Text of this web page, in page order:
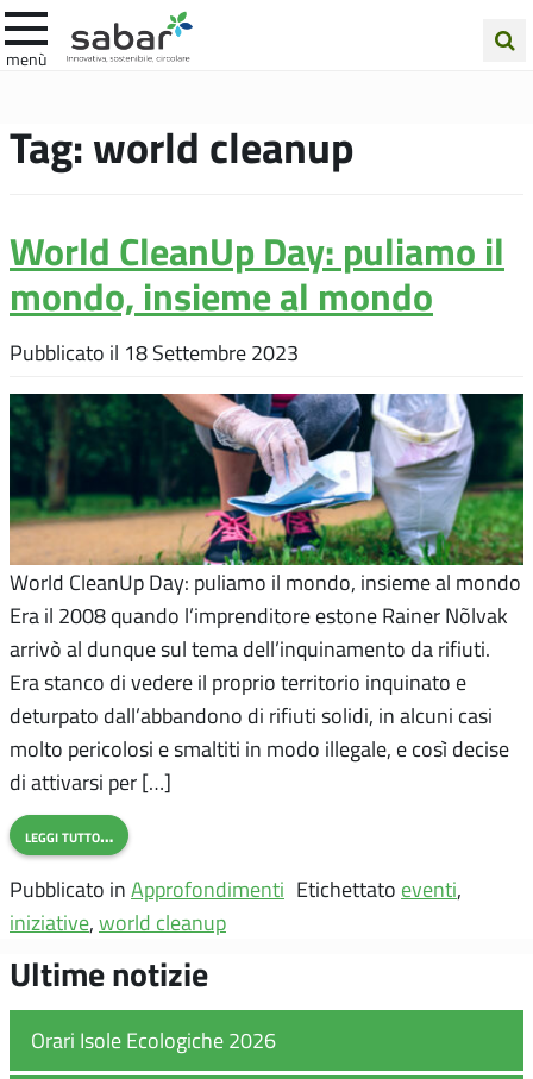
menù
sito
Tag:world cleanup
World CleanUp Day: puliamo il
mondo, insieme al mondo
Pubblicato il 18 Settembre 2023
World CleanUp Day: puliamo il mondo, insieme al mondo
Era il 2008 quando l’imprenditore estone Rainer Nõlvak
arrivò al dunque sul tema dell’inquinamento da rifiuti.
Era stanco di vedere il proprio territorio inquinato e
deturpato dall’abbandono di rifiuti solidi, in alcuni casi
molto pericolosi e smaltiti in modo illegale, e così decise
di attivarsi per […]
leggi tutto…
Pubblicato in Approfondimenti Etichettato eventi,
iniziative, world cleanup
Ultime notizie
Orari Isole Ecologiche 2026